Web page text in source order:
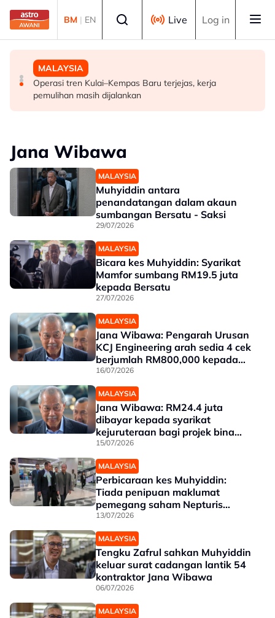
Skip to main content
BM | EN Live Log in
MALAYSIA
FMBA sambut baik arahan PM percepat kelulusan
pekerja asing sektor restoran
POLITIK
'Siapa akan pergi, siapa diperintah pergi? Tunggu dan
lihat'- Zahid
MALAYSIA
Operasi tren Kulai–Kempas Baru terjejas, kerja
pemulihan masih dijalankan
Jana Wibawa
MALAYSIA
Muhyiddin antara
penandatangan dalam akaun
sumbangan Bersatu - Saksi
29/07/2026
MALAYSIA
Bicara kes Muhyiddin: Syarikat
Mamfor sumbang RM19.5 juta
kepada Bersatu
27/07/2026
MALAYSIA
Jana Wibawa: Pengarah Urusan
KCJ Engineering arah sedia 4 cek
berjumlah RM800,000 kepada
Bersatu - Saksi
16/07/2026
MALAYSIA
Jana Wibawa: RM24.4 juta
dibayar kepada syarikat
kejuruteraan bagi projek bina
jalan
15/07/2026
MALAYSIA
Perbicaraan kes Muhyiddin:
Tiada penipuan maklumat
pemegang saham Nepturis
kepada SSM - Saksi
13/07/2026
MALAYSIA
Tengku Zafrul sahkan Muhyiddin
keluar surat cadangan lantik 54
kontraktor Jana Wibawa
06/07/2026
MALAYSIA